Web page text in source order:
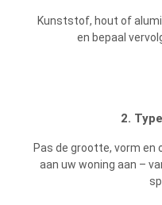
Kunststof, hout of
en bepaal
2.
Pas de grootte, vorm en
aan uw woning aan –